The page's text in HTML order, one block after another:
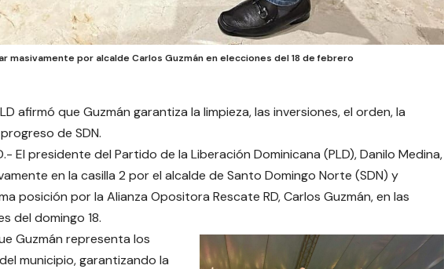
masivamente por alcalde Carlos Guzmán en elecciones del 18 de febrero
afirmó que Guzmán garantiza la limpieza, las inversiones, el orden, la
de SDN.
El presidente del Partido de la Liberación Dominicana (PLD), Danilo Medina,
en la casilla 2 por el alcalde de Santo Domingo Norte (SDN) y
posición por la Alianza Opositora Rescate RD, Carlos Guzmán, en las
del domingo 18.
Guzmán representa los
municipio, garantizando la